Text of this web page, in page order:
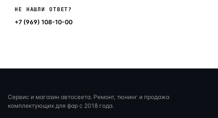
НЕ НАШЛИ ОТВЕТ?
+7 (969) 108-10-00
Сервис и магазин автосвета. Ремонт, тюнинг и продажа
комплектующих для фар с 2018 года.